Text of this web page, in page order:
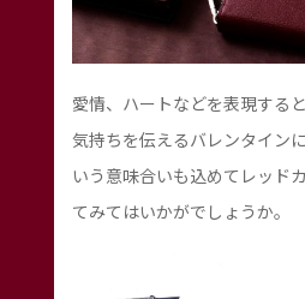
愛情、ハートなどを表現する
気持ちを伝えるバレンタイン
いう意味合いも込めてレッド
てみてはいかがでしょうか。